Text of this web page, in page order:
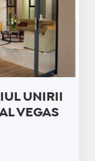
UNIRII
VEGAS